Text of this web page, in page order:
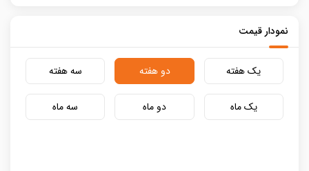
نمودار قیمت
یک هفته دو هفته سه هفته
یک ماه دو ماه سه ماه